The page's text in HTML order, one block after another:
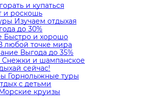
и купаться
и роскошь
Изучаем отдыхая
до 30%
Быстро и хорошо
любой точке мира
Выгода до 35%
Снежки и шампанское
сейчас!
Горнолыжные туры
с детьми
круизы